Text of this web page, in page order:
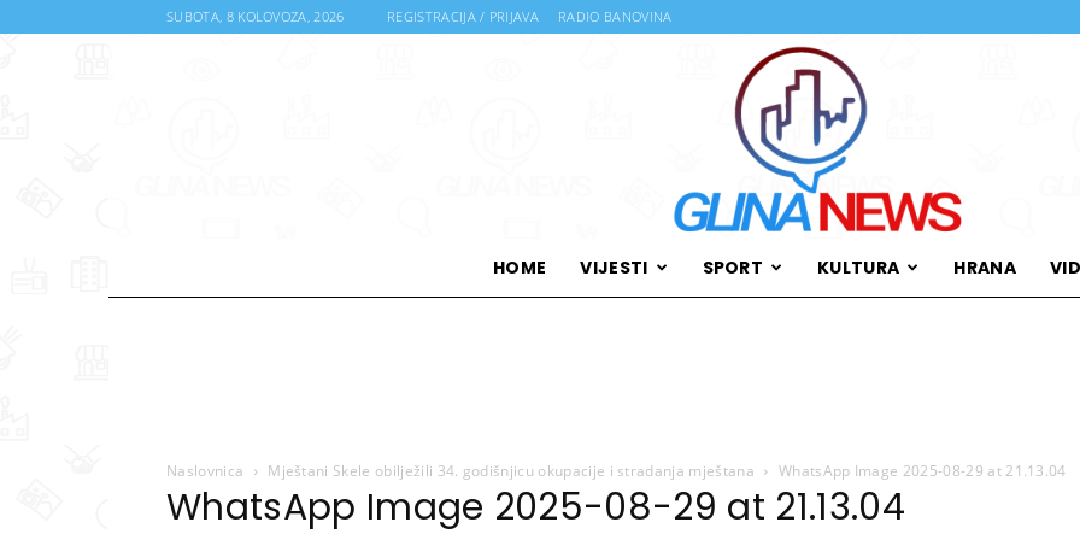
SUBOTA, 8 KOLOVOZA, 2026 REGISTRACIJA / PRIJAVA RADIO BANOVINA
News
HOME VIJESTI SPORT KULTURA HRANA
Naslovnica Mještani Skele obilježili 34. godišnjicu okupacije i stradanja mještana WhatsApp Image 2025-08-29 at 21.13.04
WhatsApp Image 2025-08-29 at 21.13.04